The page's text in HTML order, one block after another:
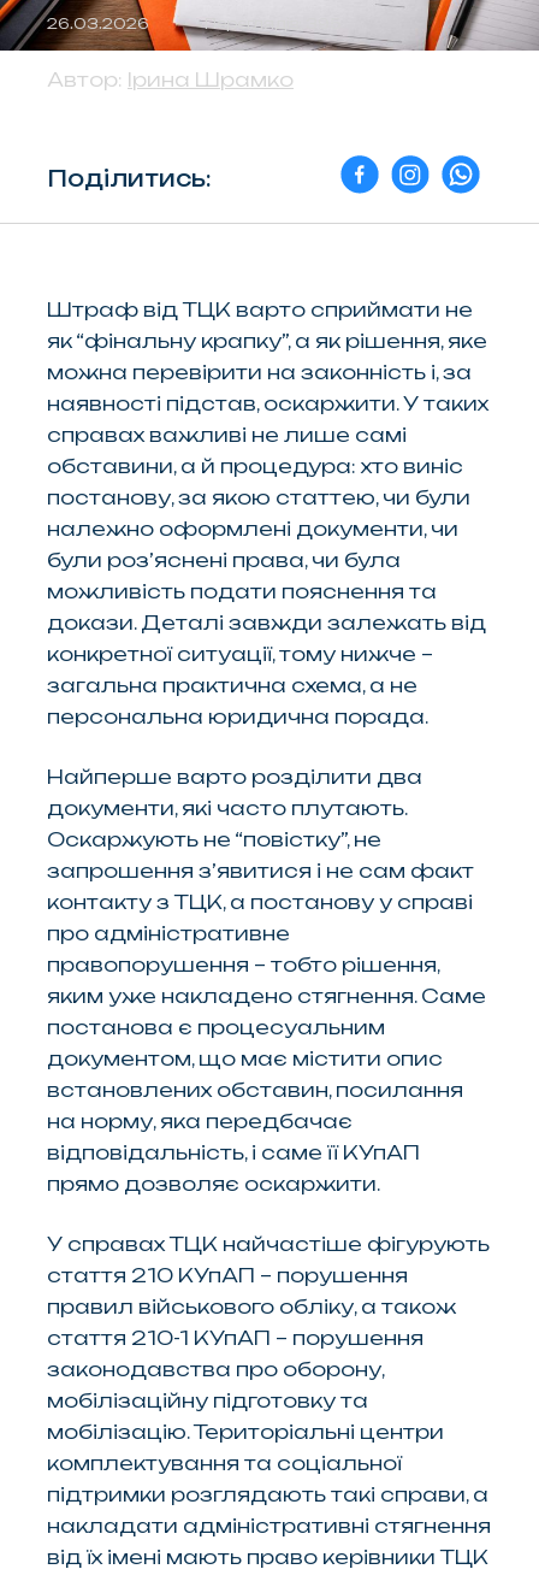
26.03.2026 Переглядів: 395
Автор: Ірина Шрамко
Поділитись:
Штраф від ТЦК варто сприймати не
як “фінальну крапку”, а як рішення, яке
можна перевірити на законність і, за
наявності підстав, оскаржити. У таких
справах важливі не лише самі
обставини, а й процедура: хто виніс
постанову, за якою статтею, чи були
належно оформлені документи, чи
були роз’яснені права, чи була
можливість подати пояснення та
докази. Деталі завжди залежать від
конкретної ситуації, тому нижче –
загальна практична схема, а не
персональна юридична порада.
Найперше варто розділити два
документи, які часто плутають.
Оскаржують не “повістку”, не
запрошення з’явитися і не сам факт
контакту з ТЦК, а постанову у справі
про адміністративне
правопорушення – тобто рішення,
яким уже накладено стягнення. Саме
постанова є процесуальним
документом, що має містити опис
встановлених обставин, посилання
на норму, яка передбачає
відповідальність, і саме її КУпАП
прямо дозволяє оскаржити.
У справах ТЦК найчастіше фігурують
стаття 210 КУпАП – порушення
правил військового обліку, а також
стаття 210-1 КУпАП – порушення
законодавства про оборону,
мобілізаційну підготовку та
мобілізацію. Територіальні центри
комплектування та соціальної
підтримки розглядають такі справи, а
накладати адміністративні стягнення
від їх імені мають право керівники ТЦК